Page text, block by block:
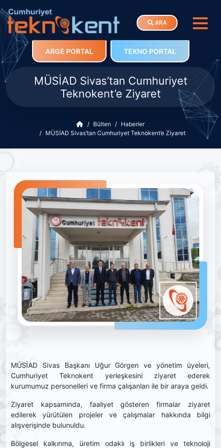
ARA
ARGE PORTAL TEKNO PORTAL
MÜSİAD Sivas’tan Cumhuriyet
Teknokent’e Ziyaret
Bülten
Haberler
MÜSİAD Sivas’tan Cumhuriyet Teknokent’e Ziyaret
MÜSİAD Sivas Başkanı Uğur Görgen ve yönetim üyeleri,
Cumhuriyet Teknokent yerleşkesini ziyaret ederek
kurumumuz personelleri ve firma çalışanları ile bir araya geldi.
Ziyaret kapsamında, faaliyet gösteren firmalar ziyaret
edilerek yürütülen projeler ve çalışmalar hakkında bilgi
alışverişinde bulunuldu.
Bölgesel kalkınma, üretim odaklı iş birlikleri ve teknoloji